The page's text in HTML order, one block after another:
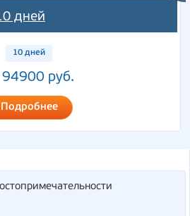
дней
10 дней
94900 руб.
Подробнее